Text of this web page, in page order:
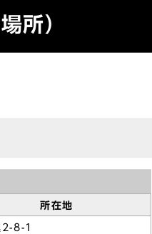
所）
所在地
2-8-1